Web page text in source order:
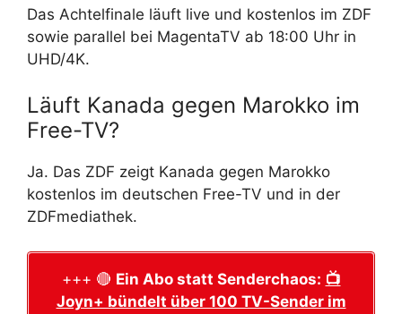
Das Achtelfinale läuft live und kostenlos im ZDF
sowie parallel bei MagentaTV ab 18:00 Uhr in
UHD/4K.
Läuft Kanada gegen Marokko im
Free-TV?
Ja. Das ZDF zeigt Kanada gegen Marokko
kostenlos im deutschen Free-TV und in der
ZDFmediathek.
+++ 🔴 Ein Abo statt Senderchaos: 📺
Joyn+ bündelt über 100 TV-Sender im